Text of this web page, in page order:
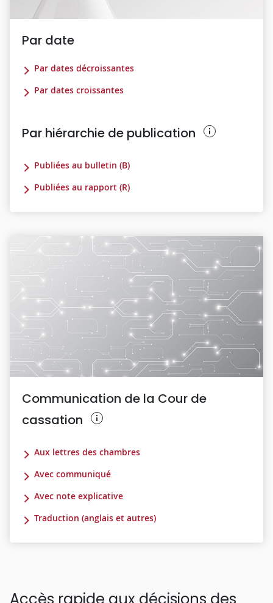
Par date
Par dates décroissantes
Par dates croissantes
Par hiérarchie de publication
Publiées au bulletin (B)
Publiées au rapport (R)
Communication de la Cour de
cassation
Aux lettres des chambres
Avec communiqué
Avec note explicative
Traduction (anglais et autres)
Accès rapide aux décisions des